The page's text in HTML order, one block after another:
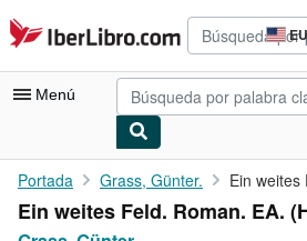
Pasar al contenido principal
IberLibro.com
de
Menú
Mi cuenta
Consultar mis pedidos
Portada Grass, Günter. Ein weites
Ein weites Feld. Roman. EA.